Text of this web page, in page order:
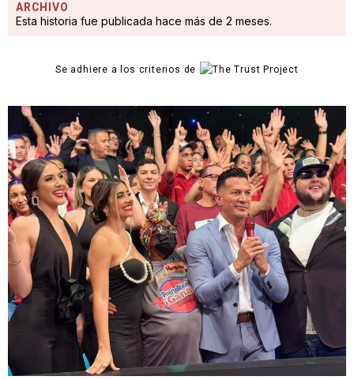
ARCHIVO
Esta historia fue publicada hace más de 2 meses.
Se adhiere a los criterios de